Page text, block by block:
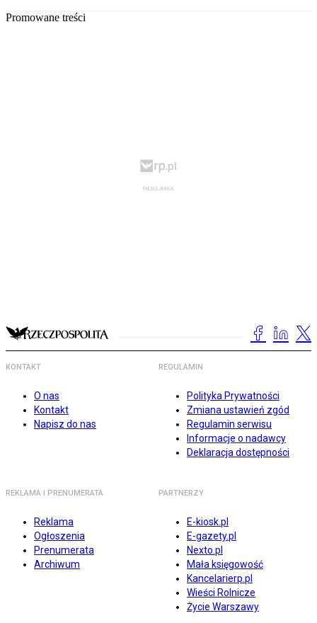
Promowane treści
KONTAKT
O nas
Kontakt
Napisz do nas
REGULAMIN
Polityka Prywatności
Zmiana ustawień zgód
Regulamin serwisu
Informacje o nadawcy
Deklaracja dostępności
REKLAMA I PRENUMERATA
Reklama
Ogłoszenia
Prenumerata
Archiwum
PARTNERZY
E-kiosk.pl
E-gazety.pl
Nexto.pl
Mała księgowość
Kancelarierp.pl
Wieści Rolnicze
Życie Warszawy